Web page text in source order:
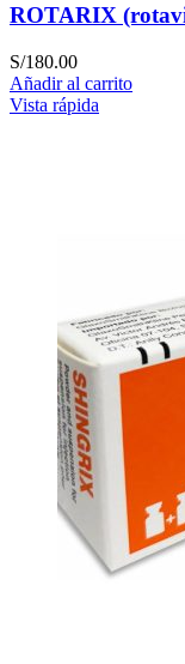
ROTARIX
S/180.00
Añadir al carrito
Vista rápida